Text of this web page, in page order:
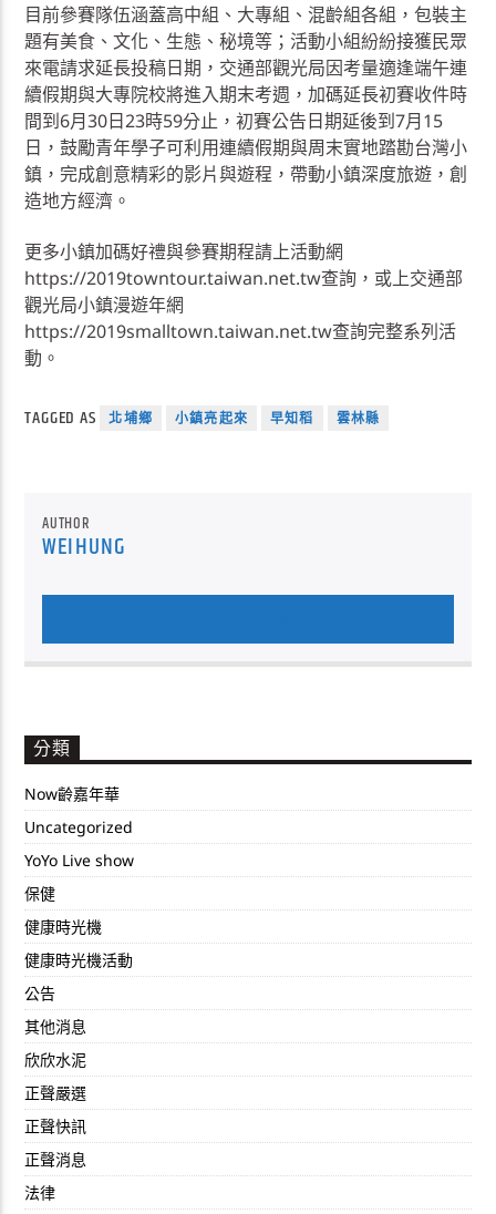
目前參賽隊伍涵蓋高中組、大專組、混齡組各組，包裝主
題有美食、文化、生態、秘境等；活動小組紛紛接獲民眾
來電請求延長投稿日期，交通部觀光局因考量適逢端午連
續假期與大專院校將進入期末考週，加碼延長初賽收件時
間到6月30日23時59分止，初賽公告日期延後到7月15
日，鼓勵青年學子可利用連續假期與周末實地踏勘台灣小
鎮，完成創意精彩的影片與遊程，帶動小鎮深度旅遊，創
造地方經濟。
更多小鎮加碼好禮與參賽期程請上活動網
https://2019towntour.taiwan.net.tw查詢，或上交通部
觀光局小鎮漫遊年網
https://2019smalltown.taiwan.net.tw查詢完整系列活
動。
TAGGED AS 北埔鄉 小鎮亮起來 早知稻 雲林縣
AUTHOR
WEIHUNG
分類
Now齡嘉年華
Uncategorized
YoYo Live show
保健
健康時光機
健康時光機活動
公告
其他消息
欣欣水泥
正聲嚴選
正聲快訊
正聲消息
法律